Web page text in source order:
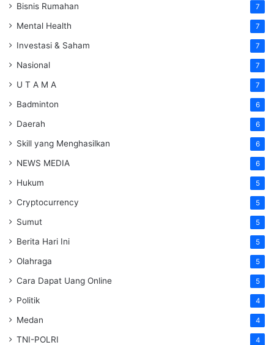
Bisnis Rumahan 7
Mental Health 7
Investasi & Saham 7
Nasional 7
U T A M A 7
Badminton 6
Daerah 6
Skill yang Menghasilkan 6
NEWS MEDIA 6
Hukum 5
Cryptocurrency 5
Sumut 5
Berita Hari Ini 5
Olahraga 5
Cara Dapat Uang Online 5
Politik 4
Medan 4
TNI-POLRI 4